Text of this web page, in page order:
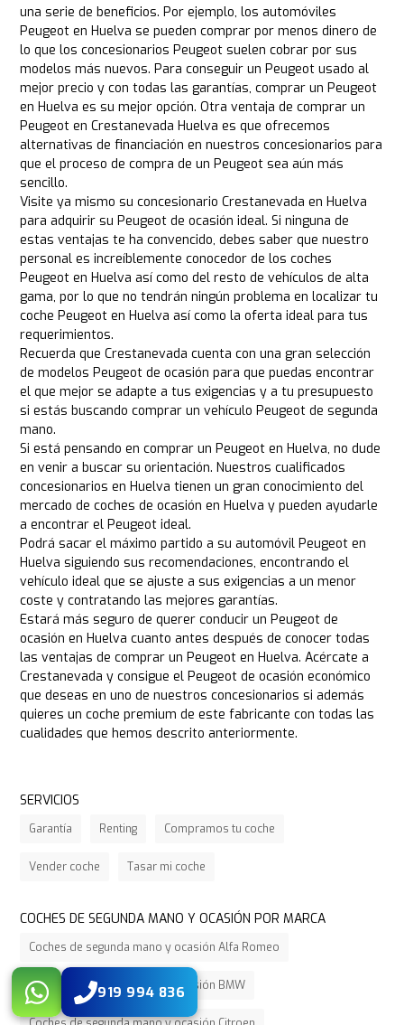
una serie de beneficios. Por ejemplo, los automóviles
Peugeot en Huelva se pueden comprar por menos dinero de
lo que los concesionarios Peugeot suelen cobrar por sus
modelos más nuevos. Para conseguir un Peugeot usado al
mejor precio y con todas las garantías, comprar un Peugeot
en Huelva es su mejor opción. Otra ventaja de comprar un
Peugeot en Crestanevada Huelva es que ofrecemos
alternativas de financiación en nuestros concesionarios para
que el proceso de compra de un Peugeot sea aún más
sencillo.
Visite ya mismo su concesionario Crestanevada en Huelva
para adquirir su Peugeot de ocasión ideal. Si ninguna de
estas ventajas te ha convencido, debes saber que nuestro
personal es increíblemente conocedor de los coches
Peugeot en Huelva así como del resto de vehículos de alta
gama, por lo que no tendrán ningún problema en localizar tu
coche Peugeot en Huelva así como la oferta ideal para tus
requerimientos.
Recuerda que Crestanevada cuenta con una gran selección
de modelos Peugeot de ocasión para que puedas encontrar
el que mejor se adapte a tus exigencias y a tu presupuesto
si estás buscando comprar un vehículo Peugeot de segunda
mano.
Si está pensando en comprar un Peugeot en Huelva, no dude
en venir a buscar su orientación. Nuestros cualificados
concesionarios en Huelva tienen un gran conocimiento del
mercado de coches de ocasión en Huelva y pueden ayudarle
a encontrar el Peugeot ideal.
Podrá sacar el máximo partido a su automóvil Peugeot en
Huelva siguiendo sus recomendaciones, encontrando el
vehículo ideal que se ajuste a sus exigencias a un menor
coste y contratando las mejores garantías.
Estará más seguro de querer conducir un Peugeot de
ocasión en Huelva cuanto antes después de conocer todas
las ventajas de comprar un Peugeot en Huelva. Acércate a
Crestanevada y consigue el Peugeot de ocasión económico
que deseas en uno de nuestros concesionarios si además
quieres un coche premium de este fabricante con todas las
cualidades que hemos descrito anteriormente.
919 994 836
SERVICIOS
Garantía Renting Compramos tu coche
Vender coche Tasar mi coche
COCHES DE SEGUNDA MANO Y OCASIÓN POR MARCA
Coches de segunda mano y ocasión Alfa Romeo
Coches de segunda mano y ocasión BMW